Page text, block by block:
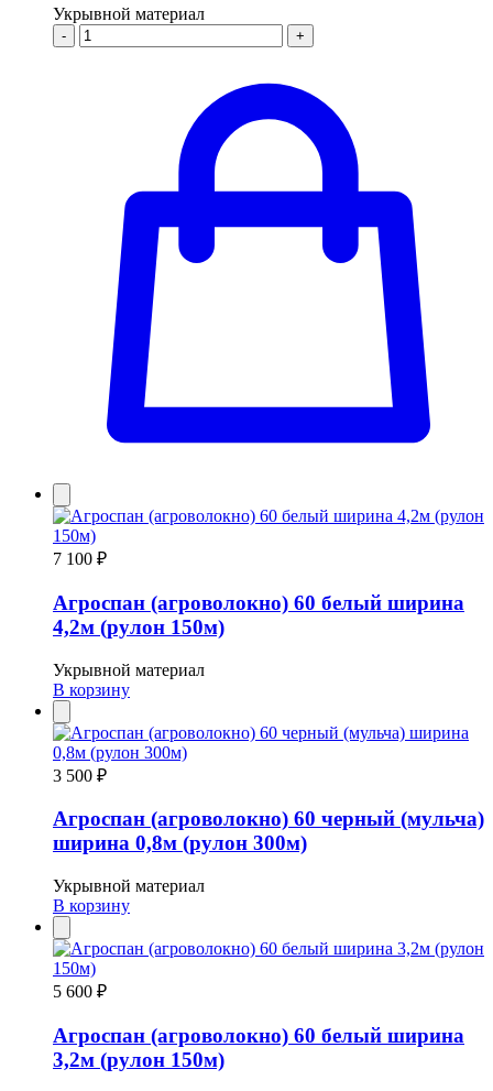
Укрывной материал
- +
7 100 ₽
Агроспан (агроволокно) 60 белый ширина
4,2м (рулон 150м)
Укрывной материал
В корзину
3 500 ₽
Агроспан (агроволокно) 60 черный (мульча)
ширина 0,8м (рулон 300м)
Укрывной материал
В корзину
5 600 ₽
Агроспан (агроволокно) 60 белый ширина
3,2м (рулон 150м)